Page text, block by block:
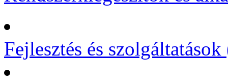
Fejlesztés és